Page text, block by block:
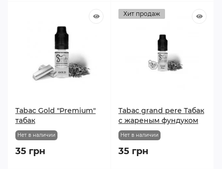
Tabac Gold "Premium"
табак
Нет в наличии
35 грн
Хит продаж
Tabac grand pere Табак
с жареным фундуком
Нет в наличии
35 грн